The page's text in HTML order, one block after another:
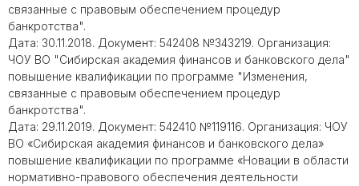
связанные с правовым обеспечением процедур
банкротства".
Дата: 30.11.2018. Документ: 542408 №343219. Организация:
ЧОУ ВО "Сибирская академия финансов и банковского дела"
повышение квалификации по программе "Изменения,
связанные с правовым обеспечением процедур
банкротства".
Дата: 29.11.2019. Документ: 542410 №119116. Организация: ЧОУ
ВО «Сибирская академия финансов и банковского дела»
повышение квалификации по программе «Новации в области
нормативно-правового обеспечения деятельности